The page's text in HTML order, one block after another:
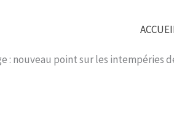
: nouveau point sur les intempéries